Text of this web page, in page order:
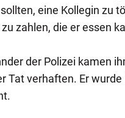
eine Kollegin zu
zahlen, die er essen
der Polizei kamen
Tat verhaften. Er